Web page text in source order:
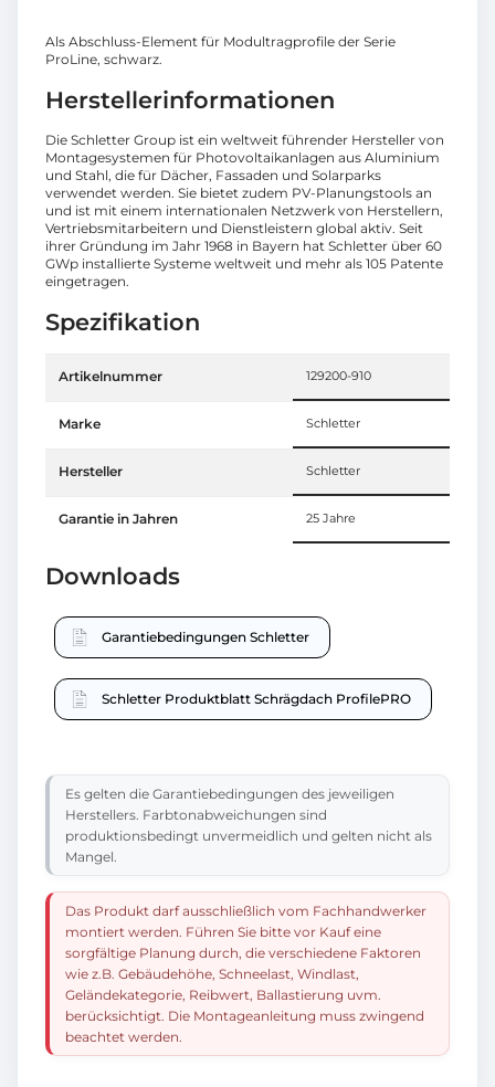
Als Abschluss-Element für Modultragprofile der Serie
ProLine, schwarz.
Herstellerinformationen
Die Schletter Group ist ein weltweit führender Hersteller von
Montagesystemen für Photovoltaikanlagen aus Aluminium
und Stahl, die für Dächer, Fassaden und Solarparks
verwendet werden. Sie bietet zudem PV-Planungstools an
und ist mit einem internationalen Netzwerk von Herstellern,
Vertriebsmitarbeitern und Dienstleistern global aktiv. Seit
ihrer Gründung im Jahr 1968 in Bayern hat Schletter über 60
GWp installierte Systeme weltweit und mehr als 105 Patente
eingetragen.
Spezifikation
Artikelnummer 129200-910
Marke Schletter
Hersteller Schletter
Garantie in Jahren 25 Jahre
Downloads
Garantiebedingungen Schletter
Schletter Produktblatt Schrägdach ProfilePRO
Es gelten die Garantiebedingungen des jeweiligen
Herstellers. Farbtonabweichungen sind
produktionsbedingt unvermeidlich und gelten nicht als
Mangel.
Das Produkt darf ausschließlich vom Fachhandwerker
montiert werden. Führen Sie bitte vor Kauf eine
sorgfältige Planung durch, die verschiedene Faktoren
wie z.B. Gebäudehöhe, Schneelast, Windlast,
Geländekategorie, Reibwert, Ballastierung uvm.
berücksichtigt. Die Montageanleitung muss zwingend
beachtet werden.